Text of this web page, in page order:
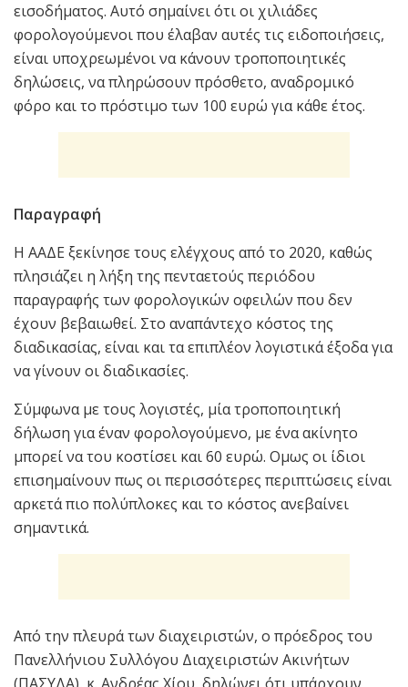
εισοδήματος. Αυτό σημαίνει ότι οι χιλιάδες
φορολογούμενοι που έλαβαν αυτές τις ειδοποιήσεις,
είναι υποχρεωμένοι να κάνουν τροποποιητικές
δηλώσεις, να πληρώσουν πρόσθετο, αναδρομικό
φόρο και το πρόστιμο των 100 ευρώ για κάθε έτος.
Παραγραφή
Η ΑΑΔΕ ξεκίνησε τους ελέγχους από το 2020, καθώς
πλησιάζει η λήξη της πενταετούς περιόδου
παραγραφής των φορολογικών οφειλών που δεν
έχουν βεβαιωθεί. Στο αναπάντεχο κόστος της
διαδικασίας, είναι και τα επιπλέον λογιστικά έξοδα για
να γίνουν οι διαδικασίες.
Σύμφωνα με τους λογιστές, μία τροποποιητική
δήλωση για έναν φορολογούμενο, με ένα ακίνητο
μπορεί να του κοστίσει και 60 ευρώ. Ομως οι ίδιοι
επισημαίνουν πως οι περισσότερες περιπτώσεις είναι
αρκετά πιο πολύπλοκες και το κόστος ανεβαίνει
σημαντικά.
Από την πλευρά των διαχειριστών, ο πρόεδρος του
Πανελλήνιου Συλλόγου Διαχειριστών Ακινήτων